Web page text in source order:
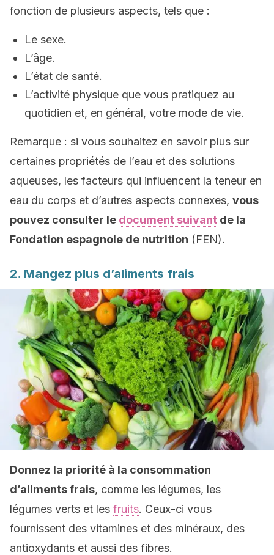
fonction de plusieurs aspects, tels que :
Le sexe.
L’âge.
L’état de santé.
L’activité physique que vous pratiquez au
quotidien et, en général, votre mode de vie.
Remarque : si vous souhaitez en savoir plus sur
certaines propriétés de l’eau et des solutions
aqueuses, les facteurs qui influencent la teneur en
eau du corps et d’autres aspects connexes, vous
pouvez consulter le document suivant de la
Fondation espagnole de nutrition (FEN).
2. Mangez plus d’aliments frais
Donnez la priorité à la consommation
d’aliments frais, comme les légumes, les
légumes verts et les fruits. Ceux-ci vous
fournissent des vitamines et des minéraux, des
antioxydants et aussi des fibres.